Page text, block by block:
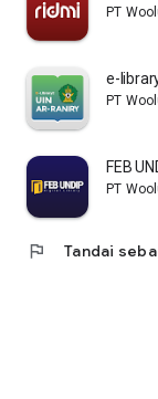
PT
e-
PT
FEB
PT
flag Tandai